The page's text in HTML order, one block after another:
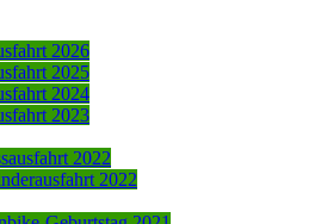
2026
2025
2024
2023
2022
2022